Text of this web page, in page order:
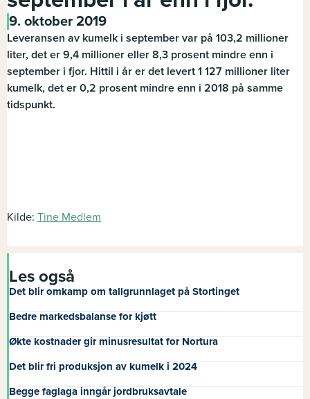
9. oktober 2019
Leveransen av kumelk i september var på 103,2 millioner
liter, det er 9,4 millioner eller 8,3 prosent mindre enn i
september i fjor. Hittil i år er det levert 1 127 millioner liter
kumelk, det er 0,2 prosent mindre enn i 2018 på samme
tidspunkt.
Kilde: Tine Medlem
Les også
Det blir omkamp om tallgrunnlaget på Stortinget
Bedre markedsbalanse for kjøtt
Økte kostnader gir minusresultat for Nortura
Det blir fri produksjon av kumelk i 2024
Begge faglaga inngår jordbruksavtale